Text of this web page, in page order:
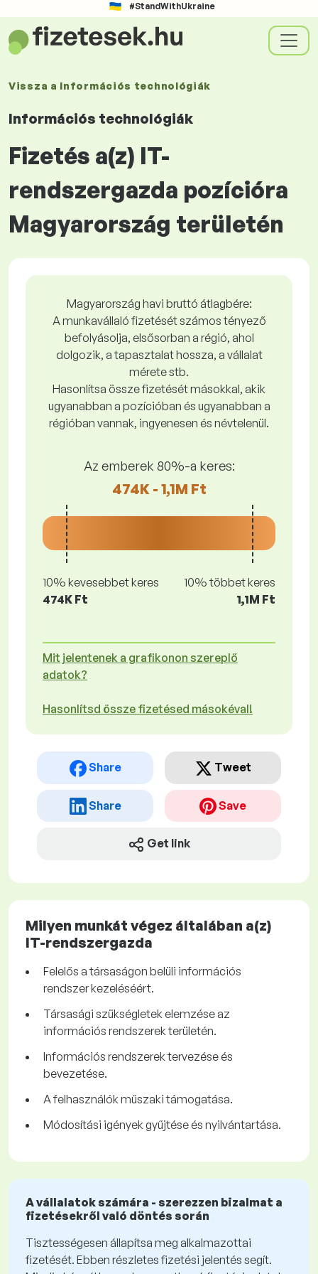
#StandWithUkraine
Vissza a Információs technológiák
Információs technológiák
Fizetés a(z) IT-
rendszergazda pozícióra
Magyarország területén
Magyarország havi bruttó átlagbére:
A munkavállaló fizetését számos tényező
befolyásolja, elsősorban a régió, ahol
dolgozik, a tapasztalat hossza, a vállalat
mérete stb.
Hasonlítsa össze fizetését másokkal, akik
ugyanabban a pozícióban és ugyanabban a
régióban vannak, ingyenesen és névtelenül.
Az emberek 80%-a keres:
474K - 1,1M Ft
10% kevesebbet keres
474K Ft
10% többet keres
1,1M Ft
Mit jelentenek a grafikonon szereplő
adatok?
Hasonlítsd össze fizetésed másokéval!
Share Tweet
Share Save
Get link
Milyen munkát végez általában a(z)
IT-rendszergazda
Felelős a társaságon belüli információs
rendszer kezeléséért.
Társasági szükségletek elemzése az
információs rendszerek területén.
Információs rendszerek tervezése és
bevezetése.
A felhasználók műszaki támogatása.
Módosítási igények gyűjtése és nyilvántartása.
A vállalatok számára - szerezzen bizalmat a
fizetésekről való döntés során
Tisztességesen állapítsa meg alkalmazottai
fizetését. Ebben részletes fizetési jelentés segít.